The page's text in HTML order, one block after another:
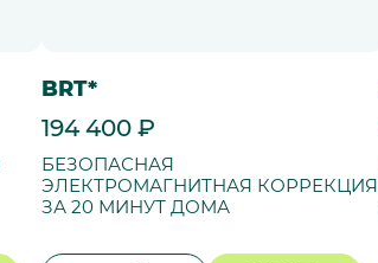
BRT*
194 400 ₽
БЕЗОПАСНАЯ
ЭЛЕКТРОМАГНИТНАЯ КОРРЕКЦИЯ
ЗА 20 МИНУТ ДОМА